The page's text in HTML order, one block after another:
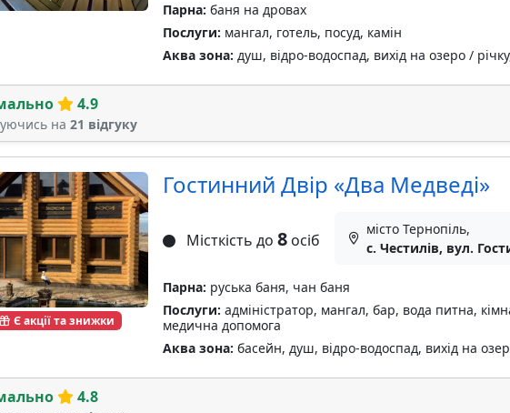
Парна: баня на дровах
Послуги: мангал, готель, посуд, камін
Аква зона: душ, відро-водоспад, вихід на озеро /
4.9
на 21 відгуку
Є акції та знижки
Гостинний Двір «Два Медведі»
Місткість до 8осіб
місто Тернопіль,
с. Честилів, вул.
Парна: руська баня, чан баня
Послуги: адміністратор, мангал, бар, вода питна,
медична допомога
Аква зона: басейн, душ, відро-водоспад, вихід на
4.8